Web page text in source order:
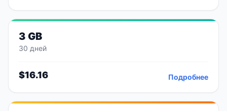
3 GB
30 дней
$16.16 Подробнее